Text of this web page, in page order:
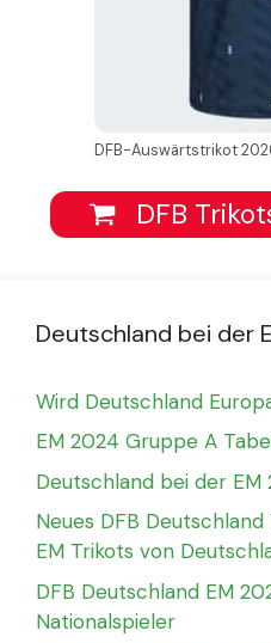
DFB-Auswärtstrikot
DFB
Deutschland bei der
Wird Deutschland
EM 2024 Gruppe A
Deutschland bei der EM
Neues DFB
EM Trikots von
DFB Deutschland EM
Nationalspieler